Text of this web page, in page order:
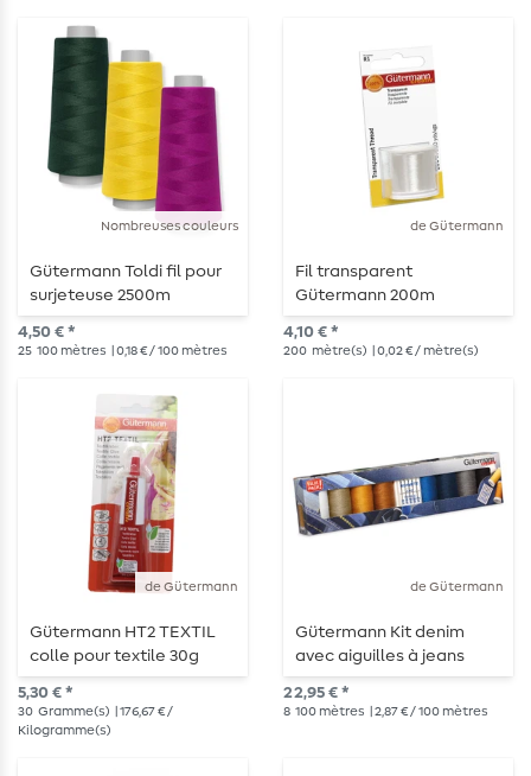
Nombreuses couleurs
Gütermann Toldi fil pour
surjeteuse 2500m
4,50 € *
25 100 mètres | 0,18 € / 100 mètres
de Gütermann
Fil transparent
Gütermann 200m
4,10 € *
200 mètre(s) | 0,02 € / mètre(s)
de Gütermann
Gütermann HT2 TEXTIL
colle pour textile 30g
5,30 € *
30 Gramme(s)
| 176,67 € /
Kilogramme(s)
de Gütermann
Gütermann Kit denim
avec aiguilles à jeans
22,95 € *
8 100 mètres | 2,87 € / 100 mètres